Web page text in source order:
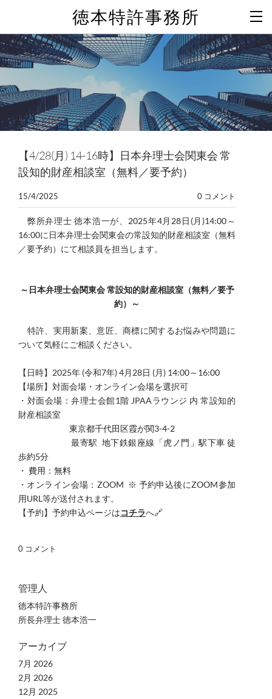
徳本特許事務所
【4/28(月) 14-16時】日本弁理士会関東会 常
設知的財産相談室（無料／要予約）
15/4/2025 0 コメント
弊所弁理士 徳本浩一が、2025年4月28日(月)14:00～
16:00に日本弁理士会関東会の常設知的財産相談室（無料
／要予約）にて相談員を担当します。
～日本弁理士会関東会 常設知的財産相談室（無料／要予
約）～
​特許、実用新案、意匠、商標に関するお悩みや問題に
ついて気軽にご相談ください。
​【日時】 2025年 (令和7年) 4月28日 (月) 14:00～16:00
【場所】対面会場・オンライン会場を選択可
・対面会場：弁理士会館1階 JPAAラウンジ 内 常設知的
財産相談室
東京都千代田区霞が関3-4-2
最寄駅 地下鉄銀座線「虎ノ門」駅下車 徒
歩約5分
・ 費用：無料
・オンライン会場：ZOOM ※ 予約申込後にZOOM参加
用URL等が送付されます。
【予約】予約申込ページはコチラへ🔗
0 コメント
管理人
徳本特許事務所
所長弁理士 徳本浩一
アーカイブ
7月 2026
2月 2026
12月 2025